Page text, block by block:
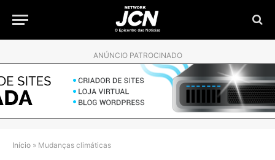
ANÚNCIO PATROCINADO
Início » Mudanças climáticas